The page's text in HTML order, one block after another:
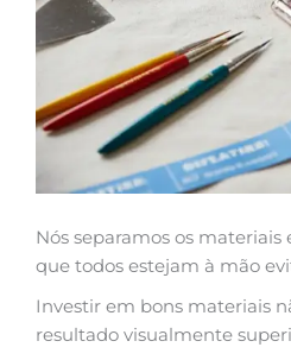
Nós separamos os
que todos estejam à mão
Investir em bons materiais
resultado visualmente